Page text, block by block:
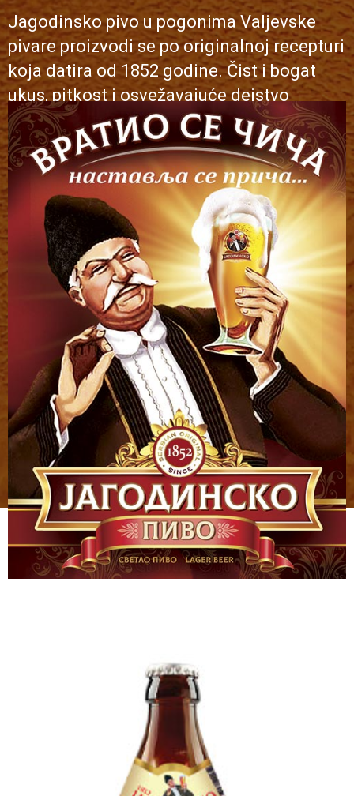
Jagodinsko pivo u pogonima Valjevske
pivare proizvodi se po originalnoj recepturi
koja datira od 1852 godine. Čist i bogat
ukus, pitkost i osvežavajuće dejstvo
pružaju vrhunski doživljaj ljubiteljima ovog
zlatnog napitka.